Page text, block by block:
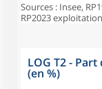
Sources : Insee,
RP2023
LOG T2 -
(en %)